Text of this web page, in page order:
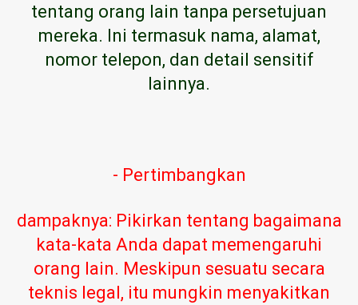
tentang orang lain tanpa persetujuan
mereka. Ini termasuk nama, alamat,
nomor telepon, dan detail sensitif
lainnya.
- Pertimbangkan
dampaknya: Pikirkan tentang bagaimana
kata-kata Anda dapat memengaruhi
orang lain. Meskipun sesuatu secara
teknis legal, itu mungkin menyakitkan